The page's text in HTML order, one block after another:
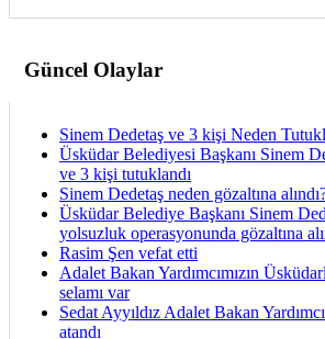
Güncel Olaylar
Sinem Dedetaş ve 3 kişi Neden
Üsküdar Belediyesi Başkanı Sinem
ve 3 kişi tutuklandı
Sinem Dedetaş neden gözaltına
Üsküdar Belediye Başkanı Sinem
yolsuzluk operasyonunda gözaltına
Rasim Şen vefat etti
Adalet Bakan Yardımcımızın
selamı var
Sedat Ayyıldız Adalet Bakan
atandı